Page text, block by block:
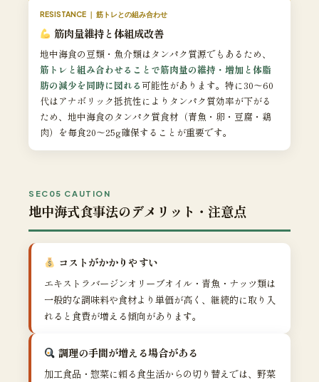
RESISTANCE ｜ 筋トレとの組み合わせ
筋肉量維持と体組成改善
地中海食の豆類・魚介類はタンパク質源でもあるため、
筋トレと組み合わせることで筋肉量の維持・増加と体脂
肪の減少を同時に図れる可能性があります。特に30〜60
代はアナボリック抵抗性によりタンパク質効率が下がる
ため、地中海食のタンパク質食材（青魚・卵・豆腐・鶏
肉）を毎食20〜25g確保することが重要です。
SEC05 CAUTION
地中海式食事法のデメリット・注意点
コストがかかりやすい
エキストラバージンオリーブオイル・青魚・ナッツ類は
一般的な調味料や食材より単価が高く、継続的に取り入
れると食費が増える傾向があります。
調理の手間が増える場合がある
加工食品・惣菜に頼る食生活からの切り替えでは、野菜